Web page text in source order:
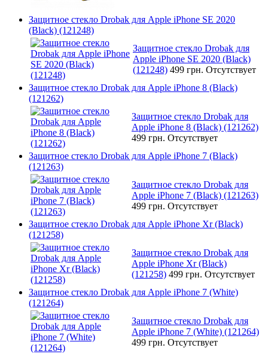
Защитное стекло Drobak для Apple iPhone SE 2020
(Black) (121248)
Защитное стекло Drobak для
Apple iPhone SE 2020 (Black)
(121248) 499 грн. Отсутствует
Защитное стекло Drobak для Apple iPhone 8 (Black)
(121262)
Защитное стекло Drobak для
Apple iPhone 8 (Black) (121262)
499 грн. Отсутствует
Защитное стекло Drobak для Apple iPhone 7 (Black)
(121263)
Защитное стекло Drobak для
Apple iPhone 7 (Black) (121263)
499 грн. Отсутствует
Защитное стекло Drobak для Apple iPhone Xr (Black)
(121258)
Защитное стекло Drobak для
Apple iPhone Xr (Black)
(121258) 499 грн. Отсутствует
Защитное стекло Drobak для Apple iPhone 7 (White)
(121264)
Защитное стекло Drobak для
Apple iPhone 7 (White) (121264)
499 грн. Отсутствует